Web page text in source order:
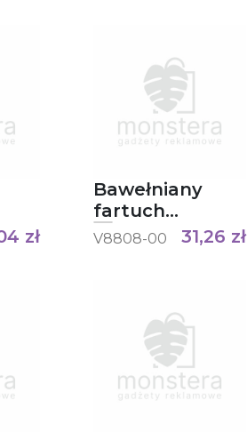
zł
Bawełniany
fartuch
kuchenny
V8808-00 31,26 zł